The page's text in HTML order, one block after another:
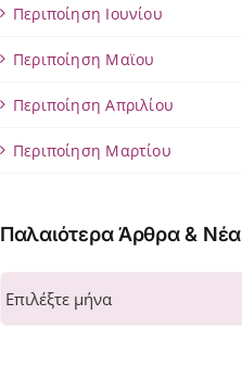
Περιποίηση Ιουνίου
Περιποίηση Μαϊου
Περιποίηση Απριλίου
Περιποίηση Μαρτίου
Παλαιότερα Άρθρα & Νέα
Άρθρα
&